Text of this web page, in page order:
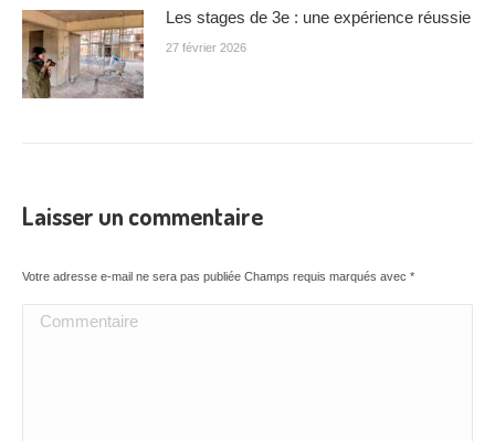
Les stages de 3e : une expérience réussie
27 février 2026
Laisser un commentaire
Votre adresse e-mail ne sera pas publiée Champs requis marqués avec *
Commentaire